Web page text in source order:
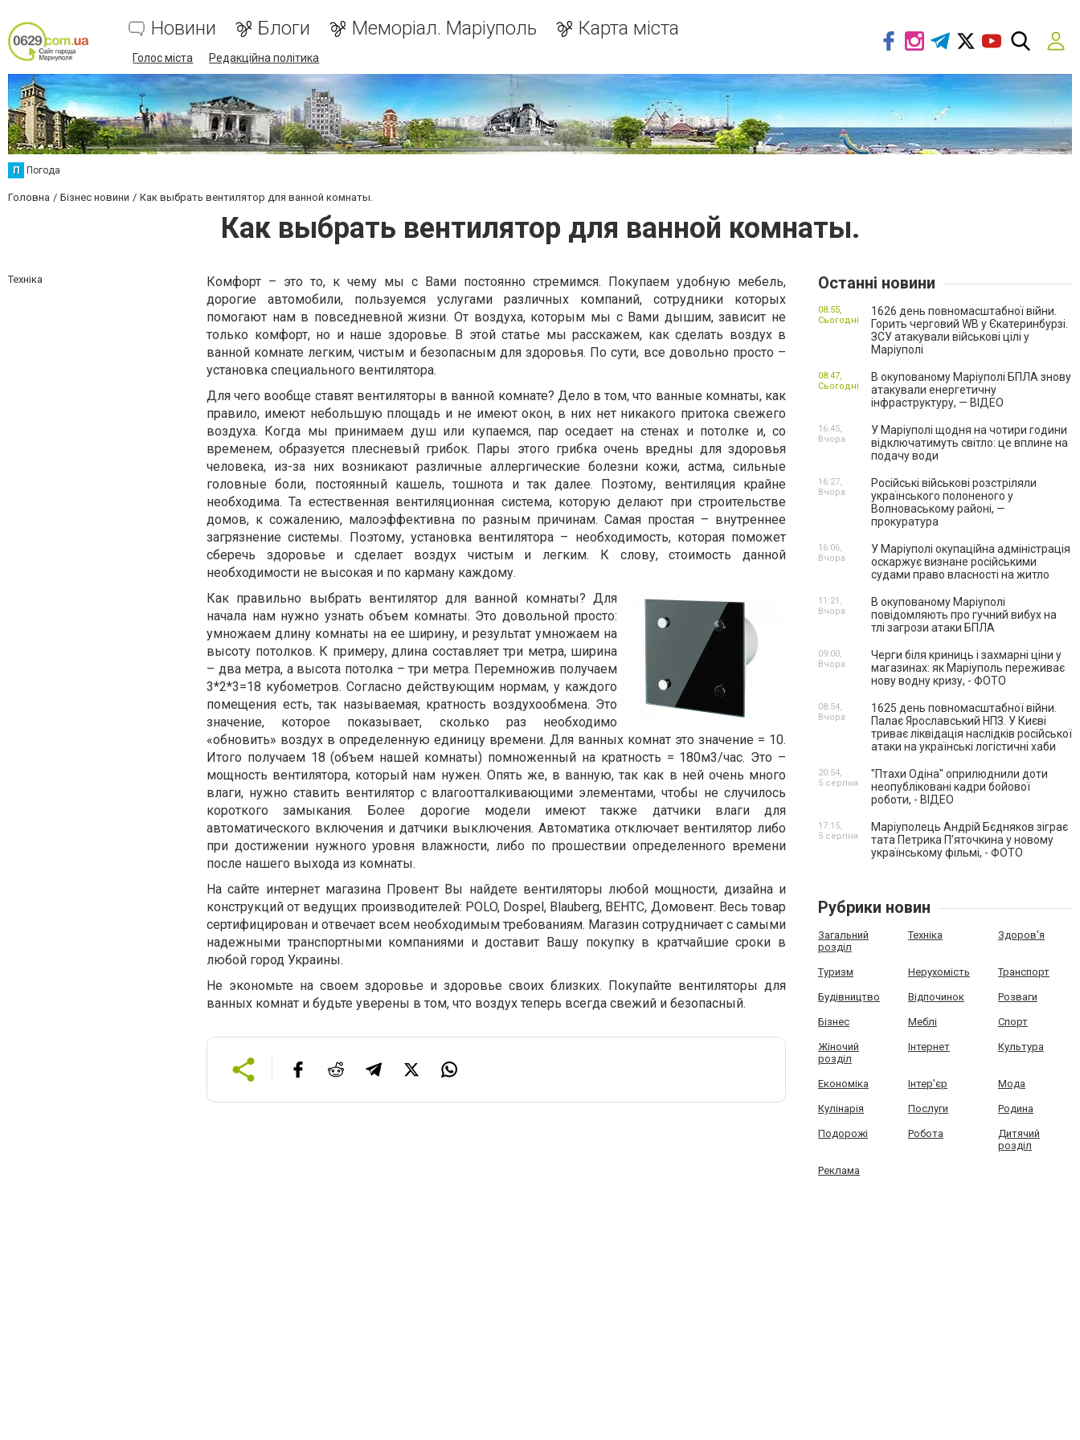
Новини Блоги Меморіал. Маріуполь Карта міста
Голос міста Редакційна політика
П Погода
Головна Бізнес новини Как выбрать вентилятор для ванной комнаты.
Как выбрать вентилятор для ванной комнаты.
Техніка
Комфорт – это то, к чему мы с Вами постоянно стремимся. Покупаем удобную мебель,
дорогие автомобили, пользуемся услугами различных компаний, сотрудники которых
помогают нам в повседневной жизни. От воздуха, которым мы с Вами дышим, зависит не
только комфорт, но и наше здоровье. В этой статье мы расскажем, как сделать воздух в
ванной комнате легким, чистым и безопасным для здоровья. По сути, все довольно просто –
установка специального вентилятора.
Для чего вообще ставят вентиляторы в ванной комнате? Дело в том, что ванные комнаты, как
правило, имеют небольшую площадь и не имеют окон, в них нет никакого притока свежего
воздуха. Когда мы принимаем душ или купаемся, пар оседает на стенах и потолке и, со
временем, образуется плесневый грибок. Пары этого грибка очень вредны для здоровья
человека, из-за них возникают различные аллергические болезни кожи, астма, сильные
головные боли, постоянный кашель, тошнота и так далее. Поэтому, вентиляция крайне
необходима. Та естественная вентиляционная система, которую делают при строительстве
домов, к сожалению, малоэффективна по разным причинам. Самая простая – внутреннее
загрязнение системы. Поэтому, установка вентилятора – необходимость, которая поможет
сберечь здоровье и сделает воздух чистым и легким. К слову, стоимость данной
необходимости не высокая и по карману каждому.
Как правильно выбрать вентилятор для ванной комнаты? Для
начала нам нужно узнать объем комнаты. Это довольной просто:
умножаем длину комнаты на ее ширину, и результат умножаем на
высоту потолков. К примеру, длина составляет три метра, ширина
– два метра, а высота потолка – три метра. Перемножив получаем
3*2*3=18 кубометров. Согласно действующим нормам, у каждого
помещения есть, так называемая, кратность воздухообмена. Это
значение, которое показывает, сколько раз необходимо
«обновить» воздух в определенную единицу времени. Для ванных комнат это значение = 10.
Итого получаем 18 (объем нашей комнаты) помноженный на кратность = 180м3/час. Это –
мощность вентилятора, который нам нужен. Опять же, в ванную, так как в ней очень много
влаги, нужно ставить вентилятор с влагоотталкивающими элементами, чтобы не случилось
короткого замыкания. Более дорогие модели имеют также датчики влаги для
автоматического включения и датчики выключения. Автоматика отключает вентилятор либо
при достижении нужного уровня влажности, либо по прошествии определенного времени
после нашего выхода из комнаты.
На сайте интернет магазина Провент Вы найдете вентиляторы любой мощности, дизайна и
конструкций от ведущих производителей: POLO, Dospel, Blauberg, BEHTC, Домовент. Весь товар
сертифицирован и отвечает всем необходимым требованиям. Магазин сотрудничает с самыми
надежными транспортными компаниями и доставит Вашу покупку в кратчайшие сроки в
любой город Украины.
Не экономьте на своем здоровье и здоровье своих близких. Покупайте вентиляторы для
ванных комнат и будьте уверены в том, что воздух теперь всегда свежий и безопасный.
Останні новини
1626 день повномасштабної війни.
Горить черговий WB у Єкатеринбурзі.
ЗСУ атакували військові цілі у
Маріуполі
08:55,
Сьогодні
В окупованому Маріуполі БПЛА знову
атакували енергетичну
інфраструктуру, — ВІДЕО
08:47,
Сьогодні
У Маріуполі щодня на чотири години
відключатимуть світло: це вплине на
подачу води
16:45,
Вчора
Російські військові розстріляли
українського полоненого у
Волноваському районі, —
прокуратура
16:27,
Вчора
У Маріуполі окупаційна адміністрація
оскаржує визнане російськими
судами право власності на житло
16:06,
Вчора
В окупованому Маріуполі
повідомляють про гучний вибух на
тлі загрози атаки БПЛА
11:21,
Вчора
Черги біля криниць і захмарні ціни у
магазинах: як Маріуполь переживає
нову водну кризу, - ФОТО
09:00,
Вчора
1625 день повномасштабної війни.
Палає Ярославський НПЗ. У Києві
триває ліквідація наслідків російської
атаки на українські логістичні хаби
08:54,
Вчора
"Птахи Одіна" оприлюднили доти
неопубліковані кадри бойової
роботи, - ВІДЕО
20:54,
5 серпня
Маріуполець Андрій Бєдняков зіграє
тата Петрика П’яточкина у новому
українському фільмі, - ФОТО
17:15,
5 серпня
Рубрики новин
Загальний
розділ
Техніка Здоров'я
Туризм Нерухомість Транспорт
Будівництво Відпочинок Розваги
Бізнес Меблі Спорт
Жіночий
розділ
Інтернет Культура
Економіка Інтер'єр Мода
Кулінарія Послуги Родина
Подорожі Робота
Дитячий
розділ
Реклама